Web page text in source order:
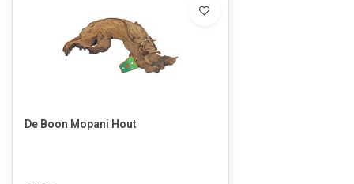
De Boon Mopani Hout